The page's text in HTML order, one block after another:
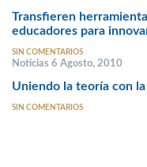
Transfieren
educadores para
SIN COMENTARIOS
Noticias 6 Agosto, 2010
Uniendo la teoría con
SIN COMENTARIOS